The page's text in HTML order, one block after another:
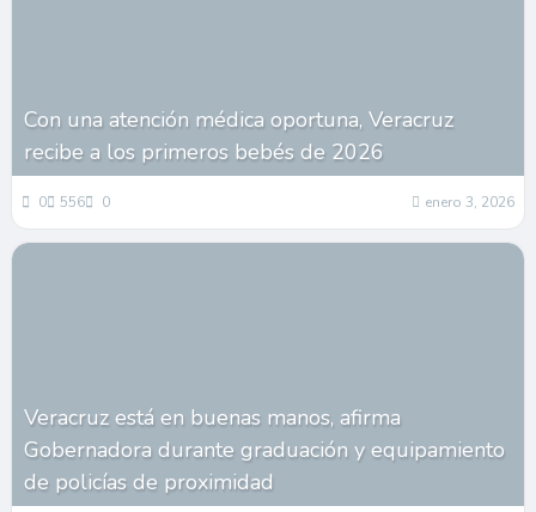
Con una atención médica oportuna, Veracruz
recibe a los primeros bebés de 2026
0 556 0 enero 3, 2026
Veracruz está en buenas manos, afirma
Gobernadora durante graduación y equipamiento
de policías de proximidad